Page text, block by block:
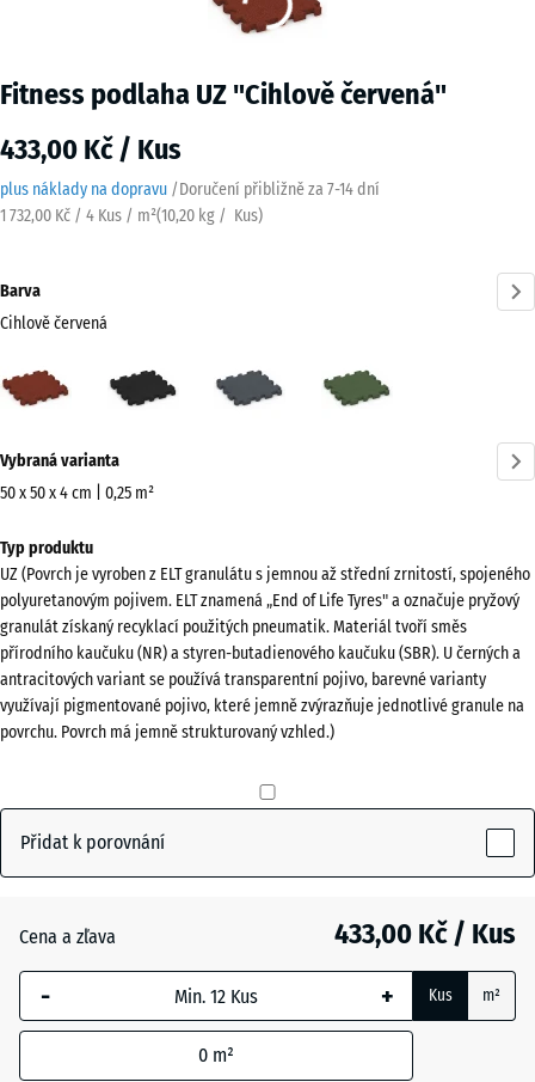
Fitness podlaha UZ "Cihlově červená"
433,00 Kč / Kus
plus náklady na dopravu /Doručení přibližně za 7-14 dní
1 732,00 Kč / 4 Kus / m²(10,20 kg / Kus)
Barva
Cihlově červená
červená
informací
o
Zobrazit
paletu
barev
Cihlově
červená(active)
Břidlicová
Travní
zelená
Vybraná varianta
50 x 50 x 4 cm | 0,25 m²
pro
dopravu
540
x
540
x
40
Vybraný
rozměr s
se používá
v údajích o
Typ produktu
UZ (Povrch je vyroben z ELT granulátu s jemnou až střední zrnitostí, spojeného
polyuretanovým pojivem. ELT znamená „End of Life Tyres" a označuje pryžový
granulát získaný recyklací použitých pneumatik. Materiál tvoří směs
přírodního kaučuku (NR) a styren-butadienového kaučuku (SBR). U černých a
antracitových variant se používá transparentní pojivo, barevné varianty
využívají pigmentované pojivo, které jemně zvýrazňuje jednotlivé granule na
povrchu. Povrch má jemně strukturovaný vzhled.)
Přidat k porovnání
Cena a zľava 433,00 Kč / Kus
- + Kus m²
0 m²